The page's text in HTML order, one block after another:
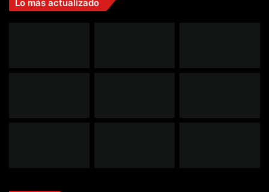
Lo más actualizado